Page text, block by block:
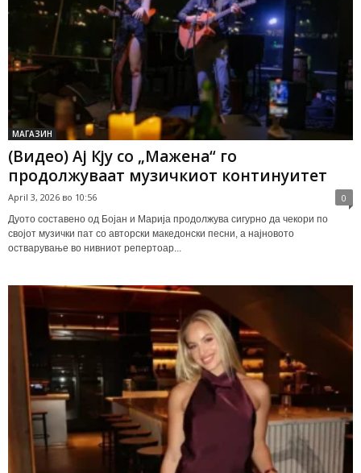
МАГАЗИН
(Видео) Ај Кју со „Мажена“ го
продолжуваат музичкиот континуитет
April 3, 2026 во 10:56 0
Дуото составено од Бојан и Марија продолжува сигурно да чекори по
својот музички пат со авторски македонски песни, а најновото
остварување во нивниот репертоар...